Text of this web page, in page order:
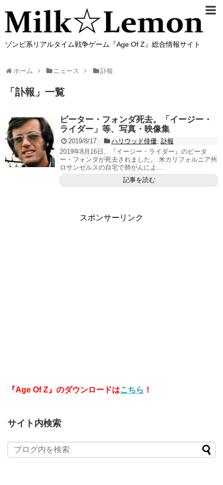
ゾンビ系リアルタイム戦争ゲーム『Age Of Z』総合情報サイト
ホーム ニュース 訃報
「 訃報 」 一覧
ピーター・フォンダ死去。「イージー・
ライダー」等、写真・映像集
2019/8/17 ハリウッド俳優, 訃報
2019年8月16日、『イージー・ライダー』のピータ
ー・フォンダが死去されました。 米カリフォルニア州
ロサンゼルスの自宅で肺がんによ...
記事を読む
スポンサーリンク
『Age Of Z』のダウンロードはこちら ！
サイト内検索